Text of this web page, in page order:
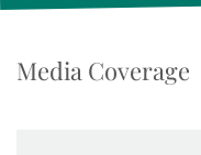
Media Coverage